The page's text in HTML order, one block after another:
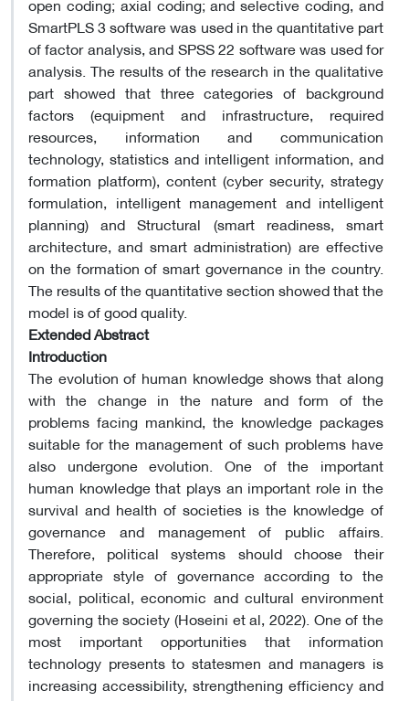
SmartPLS 3 software was used in the quantitative part
of factor analysis, and SPSS 22 software was used for
analysis. The results of the research in the qualitative
part showed that three categories of background
factors (equipment and infrastructure, required
resources, information and communication
technology, statistics and intelligent information, and
formation platform), content (cyber security, strategy
formulation, intelligent management and intelligent
planning) and Structural (smart readiness, smart
architecture, and smart administration) are effective
on the formation of smart governance in the country.
The results of the quantitative section showed that the
model is of good quality.
Extended Abstract
Introduction
The evolution of human knowledge shows that along
with the change in the nature and form of the
problems facing mankind, the knowledge packages
suitable for the management of such problems have
also undergone evolution. One of the important
human knowledge that plays an important role in the
survival and health of societies is the knowledge of
governance and management of public affairs.
Therefore, political systems should choose their
appropriate style of governance according to the
social, political, economic and cultural environment
governing the society (Hoseini et al, 2022). One of the
most important opportunities that information
technology presents to statesmen and managers is
increasing accessibility, strengthening efficiency and